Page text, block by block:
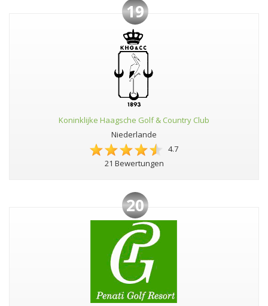
19
Koninklijke Haagsche Golf & Country Club
Niederlande
4.7
21 Bewertungen
20